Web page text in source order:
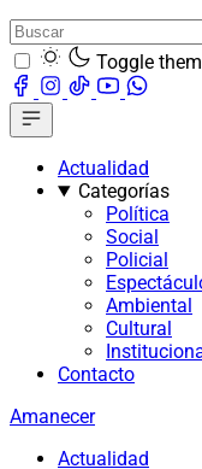
Toggle
Actualidad
Categorías
Política
Social
Policial
Ambiental
Cultural
Contacto
Amanecer
Actualidad